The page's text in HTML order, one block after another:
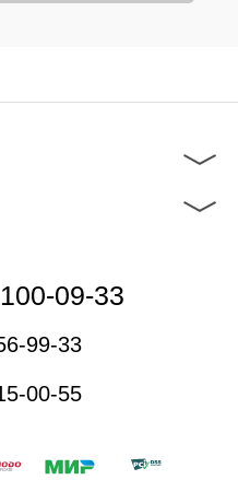
09-33
99-33
00-55